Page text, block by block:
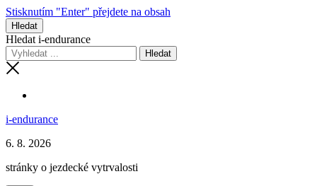
Stisknutím "Enter" přejdete na obsah
Hledat
Hledat i-endurance
i-endurance
6. 8. 2026
stránky o jezdecké vytrvalosti